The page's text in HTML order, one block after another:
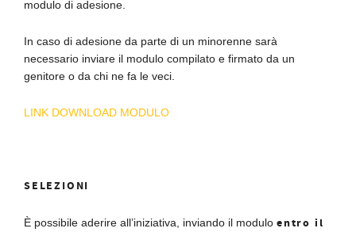
modulo di adesione.
In caso di adesione da parte di un minorenne sarà
necessario inviare il modulo compilato e firmato da un
genitore o da chi ne fa le veci.
LINK DOWNLOAD MODULO
SELEZIONI
È possibile aderire all’iniziativa, inviando il modulo entro il